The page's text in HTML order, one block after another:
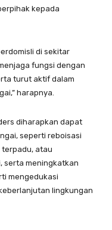
kepada
di sekitar
fungsi dengan
turut aktif dalam
harapnya.
diharapkan dapat
seperti reboisasi
atau
serta meningkatkan
mengedukasi
lingkungan